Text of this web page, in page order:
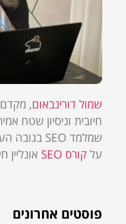
שמול דורינבאום, מקדם
חיובית וניסיון שטח
עלקורס SEO אונליין
פוסטים אחרונים